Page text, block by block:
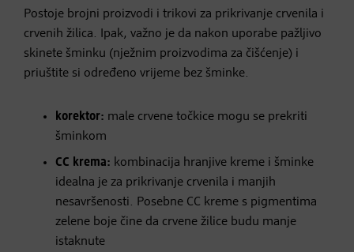
Postoje brojni proizvodi i trikovi za prikrivanje crvenila i
crvenih žilica. Ipak, važno je da nakon uporabe pažljivo
skinete šminku (nježnim proizvodima za čišćenje) i
priuštite si određeno vrijeme bez šminke.
korektor: male crvene točkice mogu se prekriti
šminkom
CC krema: kombinacija hranjive kreme i šminke
idealna je za prikrivanje crvenila i manjih
nesavršenosti. Posebne CC kreme s pigmentima
zelene boje čine da crvene žilice budu manje
istaknute